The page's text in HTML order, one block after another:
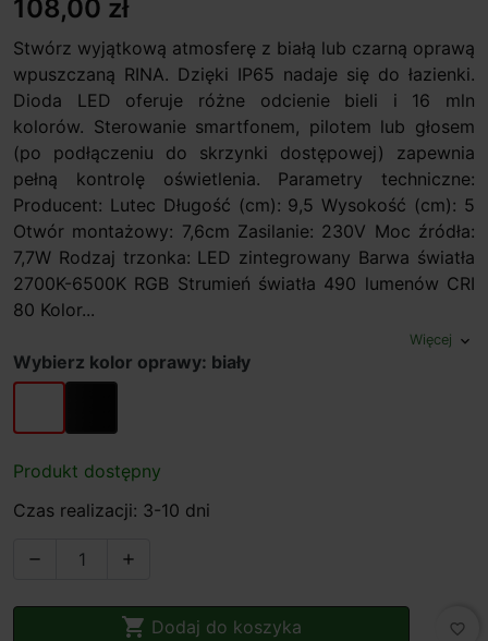
108,00 zł
Stwórz wyjątkową atmosferę z białą lub czarną oprawą
wpuszczaną RINA. Dzięki IP65 nadaje się do łazienki.
Dioda LED oferuje różne odcienie bieli i 16 mln
kolorów. Sterowanie smartfonem, pilotem lub głosem
(po podłączeniu do skrzynki dostępowej) zapewnia
pełną kontrolę oświetlenia. Parametry techniczne:
Producent: Lutec Długość (cm): 9,5 Wysokość (cm): 5
Otwór montażowy: 7,6cm Zasilanie: 230V Moc źródła:
7,7W Rodzaj trzonka: LED zintegrowany Barwa światła
2700K-6500K RGB Strumień światła 490 lumenów CRI
80 Kolor...
Więcej expand_more
Wybierz kolor oprawy: biały
biały czarny
Produkt dostępny
Czas realizacji: 3-10 dni
 
 Dodaj do koszyka favorite_border